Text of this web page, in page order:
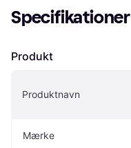
Specifikationer
Produkt
Produktnavn
Mærke